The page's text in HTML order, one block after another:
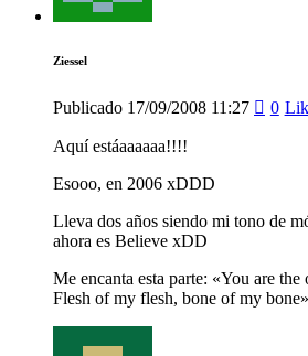
Ziessel
Publicado 17/09/2008 11:27 0
Aquí estáaaaaaa!!!!
Esooo, en 2006 xDDD
Lleva dos años siendo mi tono de
ahora es Believe xDD
Me encanta esta parte: «You are
Flesh of my flesh, bone of my bone»